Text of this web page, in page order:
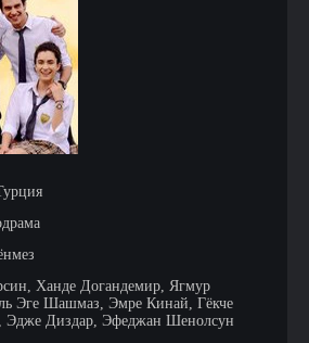
Ханде Догандемир, Ягмур
Эге Шашмаз, Эмре Кинай, Гёкче
Эдже Диздар, Эфеджан Шенолсун